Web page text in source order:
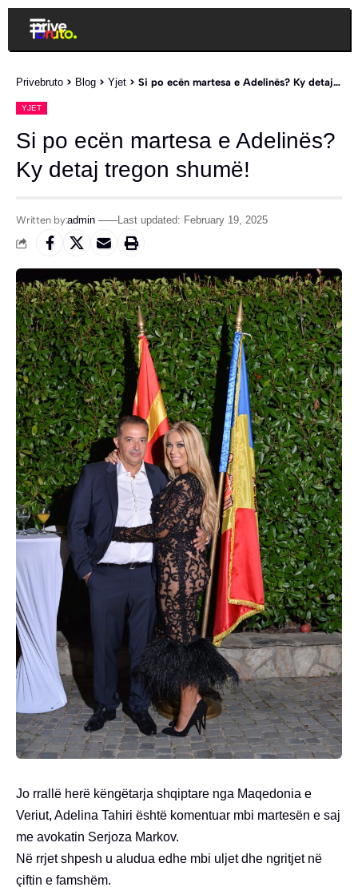
Privebruto > Blog > Yjet > Si po ecën martesa e Adelinës? Ky detaj tregon shumë!
YJET
Si po ecën martesa e Adelinës?
Ky detaj tregon shumë!
Written by:admin Last updated: February 19, 2025
Jo rrallë herë këngëtarja shqiptare nga Maqedonia e
Veriut, Adelina Tahiri është komentuar mbi martesën e saj
me avokatin Serjoza Markov.
Në rrjet shpesh u aludua edhe mbi uljet dhe ngritjet në
çiftin e famshëm.